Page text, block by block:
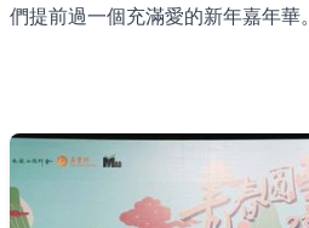
們提前過一個充滿愛的新年嘉年華。